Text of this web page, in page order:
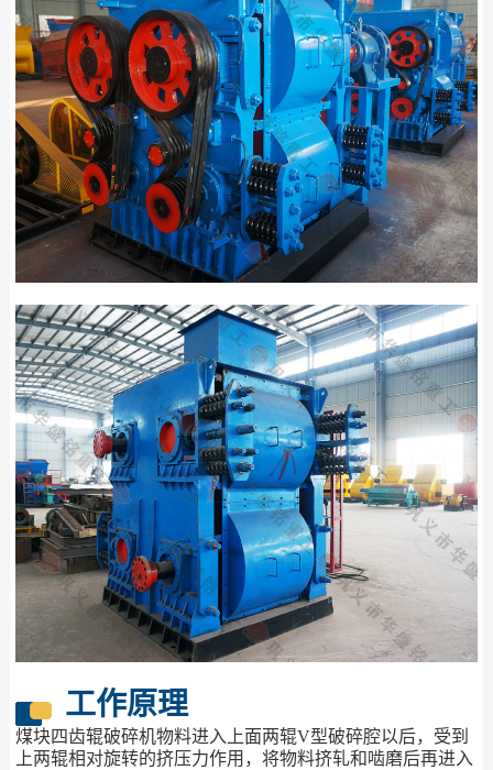
工作原理
煤块四齿辊破碎机物料进入上面两辊V型破碎腔以后，受到
上两辊相对旋转的挤压力作用，将物料挤轧和啮磨后再进入